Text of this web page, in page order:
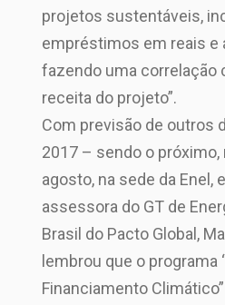
projetos sustentáveis,
empréstimos em reais e
fazendo uma correlação
receita do projeto”.
Com previsão de outros
2017 – sendo o próximo,
agosto, na sede da Enel,
assessora do GT de
Brasil do Pacto Global,
lembrou que o programa
Financiamento